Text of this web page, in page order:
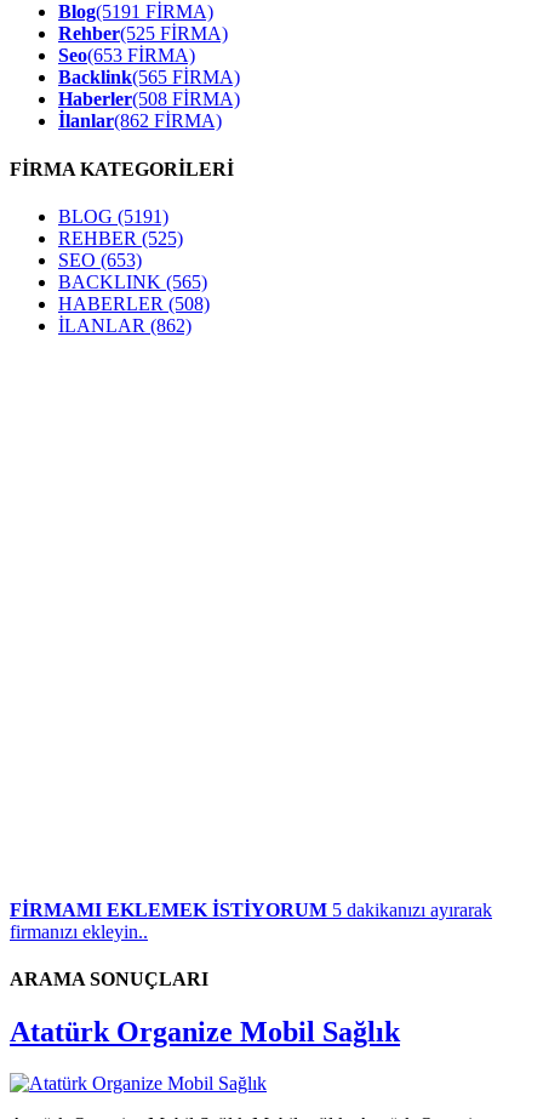
Blog(5191 FİRMA)
Rehber(525 FİRMA)
Seo(653 FİRMA)
Backlink(565 FİRMA)
Haberler(508 FİRMA)
İlanlar(862 FİRMA)
FİRMA KATEGORİLERİ
BLOG (5191)
REHBER (525)
SEO (653)
BACKLINK (565)
HABERLER (508)
İLANLAR (862)
FİRMAMI EKLEMEK İSTİYORUM 5 dakikanızı ayırarak
firmanızı ekleyin..
ARAMA SONUÇLARI
Atatürk Organize Mobil Sağlık